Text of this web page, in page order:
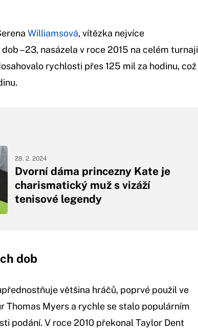
Williamsová, vítězka nejvíce
– 23, nasázela v roce 2015 na celém turnaji
rychlosti přes 125 mil za hodinu, což
Dvorní dáma princezny Kate je
charismatický muž s vizáží
tenisové legendy
28. 2. 2024
dob
většina hráčů, poprvé použil ve
Thomas Myers a rychle se stalo populárním
podání. V roce 2010 překonal Taylor Dent